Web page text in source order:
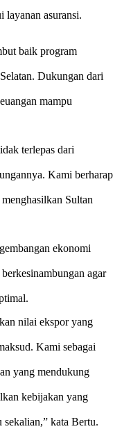
layanan asuransi.
baik program
Dukungan dari
mampu
terlepas dari
Kami berharap
Sultan
ekonomi
agar
nilai ekspor yang
Kami sebagai
yang mendukung
kebijakan yang
kata Bertu.